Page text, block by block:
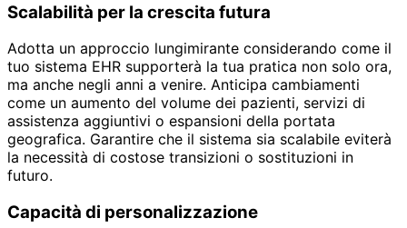
Scalabilità per la crescita futura
Adotta un approccio lungimirante considerando come il
tuo sistema EHR supporterà la tua pratica non solo ora,
ma anche negli anni a venire. Anticipa cambiamenti
come un aumento del volume dei pazienti, servizi di
assistenza aggiuntivi o espansioni della portata
geografica. Garantire che il sistema sia scalabile eviterà
la necessità di costose transizioni o sostituzioni in
futuro.
Capacità di personalizzazione